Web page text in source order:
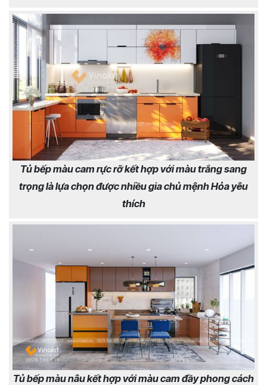
Tủ bếp màu cam rực rỡ kết hợp với màu trắng sang
trọng là lựa chọn được nhiều gia chủ mệnh Hỏa yêu
thích
Tủ bếp màu nâu kết hợp với màu cam đầy phong cách